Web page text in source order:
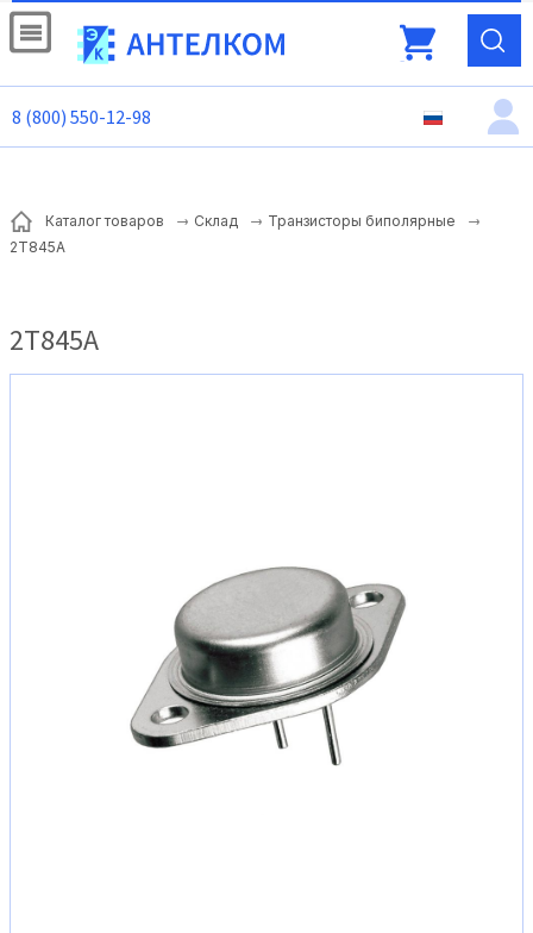
8 (800) 550-12-98
Каталог товаров Склад
Транзисторы биполярные
2Т845А
2Т845А